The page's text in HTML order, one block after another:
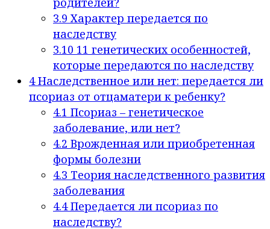
3.9 Характер передается по
наследству
3.10 11 генетических особенностей,
которые передаются по наследству
4Наследственное или нет: передается ли
псориаз от отцаматери к ребенку?
4.1 Псориаз – генетическое
заболевание, или нет?
4.2 Врожденная или приобретенная
формы болезни
4.3 Теория наследственного развития
заболевания
4.4Передается ли псориаз по
наследству?